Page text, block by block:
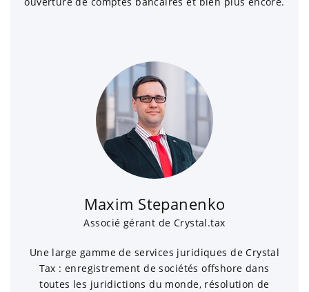
Maxim Stepanenko
Associé gérant de Crystal.tax
Une large gamme de services juridiques de Crystal
Tax : enregistrement de sociétés offshore dans
toutes les juridictions du monde, résolution de